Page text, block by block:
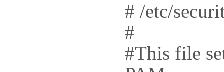
# /etc/
#
#This file